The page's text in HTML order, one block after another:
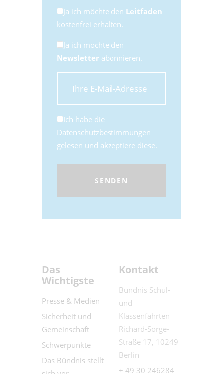
Ja ich möchte den Leitfaden
kostenfrei erhalten.
Ja ich möchte den
Newsletter abonnieren.
Ich habe die
Datenschutzbestimmungen
gelesen und akzeptiere diese.
Das
Wichtigste
Presse & Medien
Sicherheit und
Gemeinschaft
Schwerpunkte
Das Bündnis stellt
Kontakt
Bündnis Schul-
und
Klassenfahrten
Richard-Sorge-
Straße 17, 10249
Berlin
+ 49 30 246284